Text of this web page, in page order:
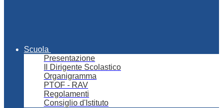
Scuola
Presentazione
Il Dirigente Scolastico
Organigramma
PTOF - RAV
Regolamenti
Consiglio d'Istituto